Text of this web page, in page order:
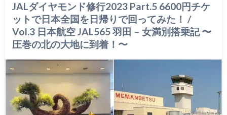
JALダイヤモンド修行2023 Part.5 6600円チケ
ットで日本全国を日帰りで回ってみた！ /
Vol.3 日本航空 JAL565 羽田 – 女満別搭乗記 〜
圧巻の北の大地に到着！〜